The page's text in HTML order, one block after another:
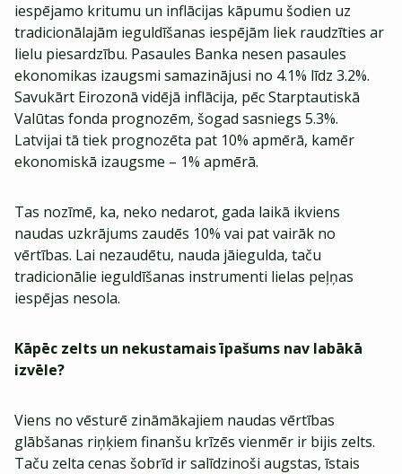
iespējamo kritumu un inflācijas kāpumu šodien uz
tradicionālajām ieguldīšanas iespējām liek raudzīties ar
lielu piesardzību. Pasaules Banka nesen pasaules
ekonomikas izaugsmi samazinājusi no 4.1% līdz 3.2%.
Savukārt Eirozonā vidējā inflācija, pēc Starptautiskā
Valūtas fonda prognozēm, šogad sasniegs 5.3%.
Latvijai tā tiek prognozēta pat 10% apmērā, kamēr
ekonomiskā izaugsme – 1% apmērā.
Tas nozīmē, ka, neko nedarot, gada laikā ikviens
naudas uzkrājums zaudēs 10% vai pat vairāk no
vērtības. Lai nezaudētu, nauda jāiegulda, taču
tradicionālie ieguldīšanas instrumenti lielas peļņas
iespējas nesola.
Kāpēc zelts un nekustamais īpašums nav labākā
izvēle?
Viens no vēsturē zināmākajiem naudas vērtības
glābšanas riņķiem finanšu krīzēs vienmēr ir bijis zelts.
Taču zelta cenas šobrīd ir salīdzinoši augstas, īstais